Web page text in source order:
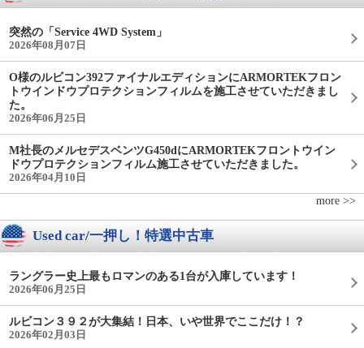
突然の「Service 4WD System」
2026年08月07日
O様のルビコン392ファイナルエディションにARMORTEKフロン
トウインドウプロテクションフィルムを施工させていただきまし
た。
2026年06月25日
M社長のメルセデスベンツG450dにARMORTEKフロントウイン
ドウプロテクションフィルム施工させていただきました。
2026年04月10日
more >>
Used car/一押し！特選中古車
ラングラー史上最もロマンのある1台が入庫しています！
2026年06月25日
ルビコン３９２が大集結！日本、いや世界でここだけ！？
2026年02月03日